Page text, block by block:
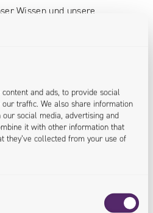
and ads, to provide social
traffic. We also share information
social media, advertising and
it with other information that
they’ve collected from your use of
Wissen und unsere
für verschiedene
Systemintegrationsprojekte